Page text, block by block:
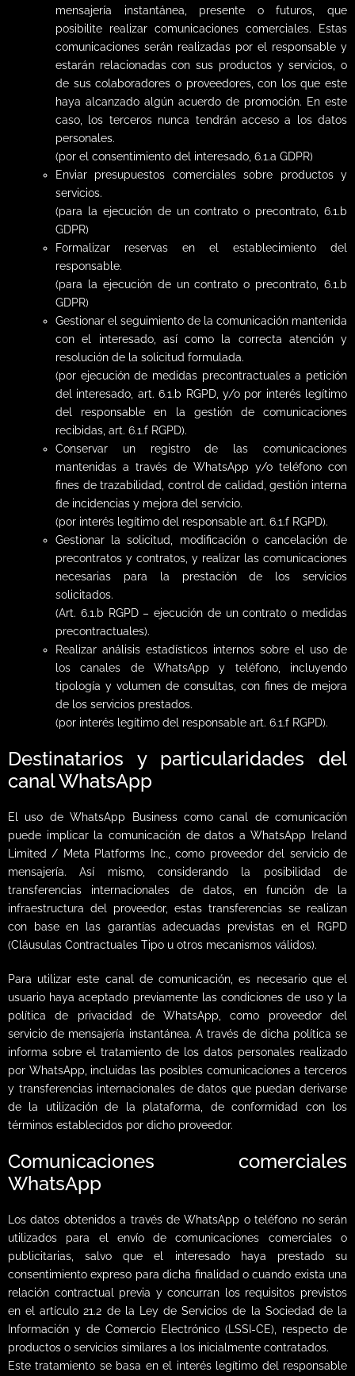
mensajería instantánea, presente o futuros, que
posibilite realizar comunicaciones comerciales. Estas
comunicaciones serán realizadas por el responsable y
estarán relacionadas con sus productos y servicios, o
de sus colaboradores o proveedores, con los que este
haya alcanzado algún acuerdo de promoción. En este
caso, los terceros nunca tendrán acceso a los datos
personales.
(por el consentimiento del interesado, 6.1.a GDPR)
Enviar presupuestos comerciales sobre productos y
servicios.
(para la ejecución de un contrato o precontrato, 6.1.b
GDPR)
Formalizar reservas en el establecimiento del
responsable.
(para la ejecución de un contrato o precontrato, 6.1.b
GDPR)
Gestionar el seguimiento de la comunicación mantenida
con el interesado, así como la correcta atención y
resolución de la solicitud formulada.
(por ejecución de medidas precontractuales a petición
del interesado, art. 6.1.b RGPD, y/o por interés legítimo
del responsable en la gestión de comunicaciones
recibidas, art. 6.1.f RGPD).
Conservar un registro de las comunicaciones
mantenidas a través de WhatsApp y/o teléfono con
fines de trazabilidad, control de calidad, gestión interna
de incidencias y mejora del servicio.
(por interés legítimo del responsable art. 6.1.f RGPD).
Gestionar la solicitud, modificación o cancelación de
precontratos y contratos, y realizar las comunicaciones
necesarias para la prestación de los servicios
solicitados.
(Art. 6.1.b RGPD – ejecución de un contrato o medidas
precontractuales).
Realizar análisis estadísticos internos sobre el uso de
los canales de WhatsApp y teléfono, incluyendo
tipología y volumen de consultas, con fines de mejora
de los servicios prestados.
(por interés legítimo del responsable art. 6.1.f RGPD).
Destinatarios y particularidades del
canal WhatsApp
El uso de WhatsApp Business como canal de comunicación
puede implicar la comunicación de datos a WhatsApp Ireland
Limited / Meta Platforms Inc., como proveedor del servicio de
mensajería. Así mismo, considerando la posibilidad de
transferencias internacionales de datos, en función de la
infraestructura del proveedor, estas transferencias se realizan
con base en las garantías adecuadas previstas en el RGPD
(Cláusulas Contractuales Tipo u otros mecanismos válidos).
Para utilizar este canal de comunicación, es necesario que el
usuario haya aceptado previamente las condiciones de uso y la
política de privacidad de WhatsApp, como proveedor del
servicio de mensajería instantánea. A través de dicha política se
informa sobre el tratamiento de los datos personales realizado
por WhatsApp, incluidas las posibles comunicaciones a terceros
y transferencias internacionales de datos que puedan derivarse
de la utilización de la plataforma, de conformidad con los
términos establecidos por dicho proveedor.
Comunicaciones comerciales
WhatsApp
Los datos obtenidos a través de WhatsApp o teléfono no serán
utilizados para el envío de comunicaciones comerciales o
publicitarias, salvo que el interesado haya prestado su
consentimiento expreso para dicha finalidad o cuando exista una
relación contractual previa y concurran los requisitos previstos
en el artículo 21.2 de la Ley de Servicios de la Sociedad de la
Información y de Comercio Electrónico (LSSI-CE), respecto de
productos o servicios similares a los inicialmente contratados.
Este tratamiento se basa en el interés legítimo del responsable